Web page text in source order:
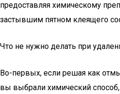
предоставляя химическому
застывшим пятном клеящего
Что не нужно делать при
Во-первых, если решая как
вы выбрали химический